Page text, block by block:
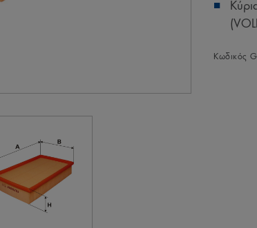
Κωδικός